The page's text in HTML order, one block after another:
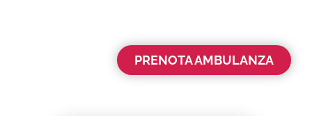
PRENOTA AMBULANZA